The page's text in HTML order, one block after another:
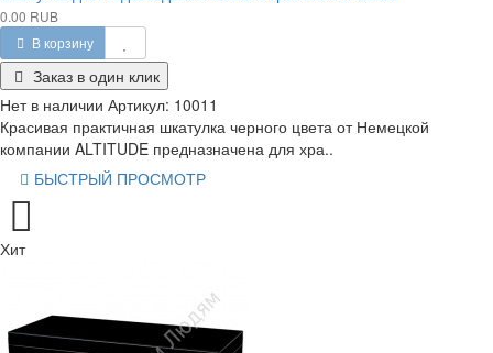
0.00 RUB
В корзину
Заказ в один клик
Нет в наличии Артикул: 10011
Красивая практичная шкатулка черного цвета от Немецкой
компании ALTITUDE предназначена для хра..
БЫСТРЫЙ ПРОСМОТР
Хит